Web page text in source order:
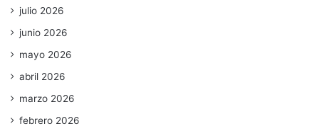
julio 2026
junio 2026
mayo 2026
abril 2026
marzo 2026
febrero 2026